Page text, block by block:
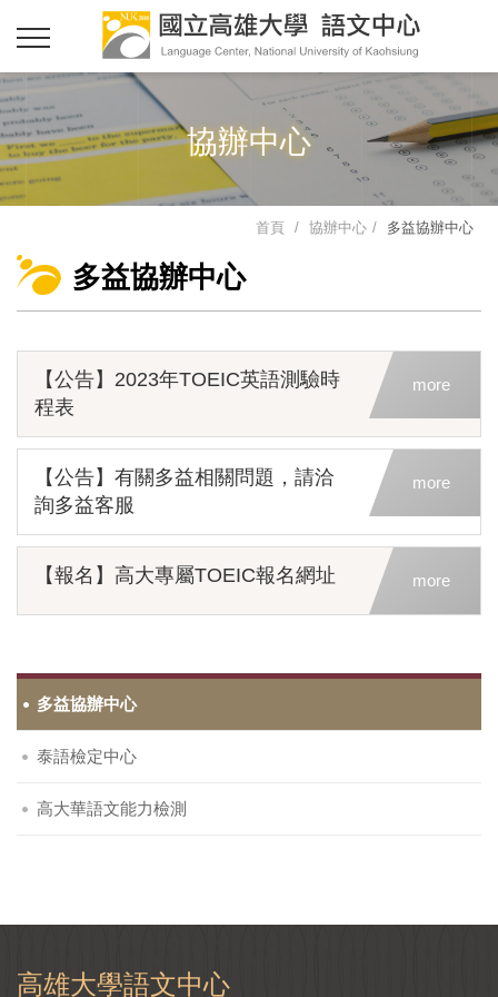
協辦中心
首頁 協辦中心 多益協辦中心
多益協辦中心
【公告】2023年TOEIC英語測驗時
程表
more
【公告】有關多益相關問題，請洽
詢多益客服
more
【報名】高大專屬TOEIC報名網址 more
多益協辦中心
泰語檢定中心
高大華語文能力檢測
高雄大學語文中心